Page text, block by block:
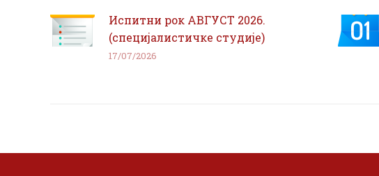
Испитни рок АВГУСТ 2026.
(специјалистичке студије)
17/07/2026